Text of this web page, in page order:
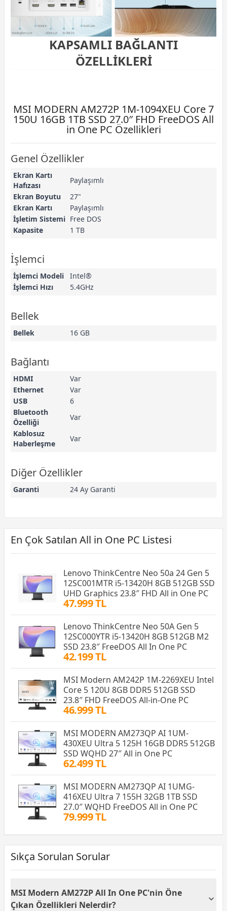
KAPSAMLI BAĞLANTI
ÖZELLİKLERİ
MSI MODERN AM272P 1M-1094XEU Core 7
150U 16GB 1TB SSD 27.0″ FHD FreeDOS All
in One PC Özellikleri
Genel Özellikler
Ekran Kartı
Hafızası
Paylaşımlı
Ekran Boyutu
27"
Ekran Kartı
Paylaşımlı
İşletim Sistemi Free DOS
Kapasite
1 TB
İşlemci
İşlemci Modeli
Intel®
İşlemci Hızı
5.4GHz
Bellek
Bellek 16 GB
Bağlantı
HDMI
Var
Ethernet
Var
USB
6
Bluetooth
Özelliği
Var
Kablosuz
Haberleşme
Var
Diğer Özellikler
Garanti 24 Ay Garanti
En Çok Satılan All in One PC Listesi
Lenovo ThinkCentre Neo 50a 24 Gen 5
12SC001MTR i5-13420H 8GB 512GB SSD
UHD Graphics 23.8″ FHD All in One PC
47.999 TL
Lenovo ThinkCentre Neo 50A Gen 5
12SC000YTR i5-13420H 8GB 512GB M2
SSD 23.8″ FreeDOS All In One PC
42.199 TL
MSI Modern AM242P 1M-2269XEU Intel
Core 5 120U 8GB DDR5 512GB SSD
23.8″ FHD FreeDOS All-in-One PC
46.999 TL
MSI MODERN AM273QP AI 1UM-
430XEU Ultra 5 125H 16GB DDR5 512GB
SSD WQHD 27″ All in One PC
62.499 TL
MSI MODERN AM273QP AI 1UMG-
416XEU Ultra 7 155H 32GB 1TB SSD
27.0″ WQHD FreeDOS All in One PC
79.999 TL
Sıkça Sorulan Sorular
MSI Modern AM272P All In One PC'nin Öne
Çıkan Özellikleri Nelerdir?